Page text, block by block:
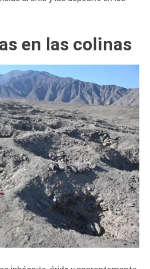
en las colinas